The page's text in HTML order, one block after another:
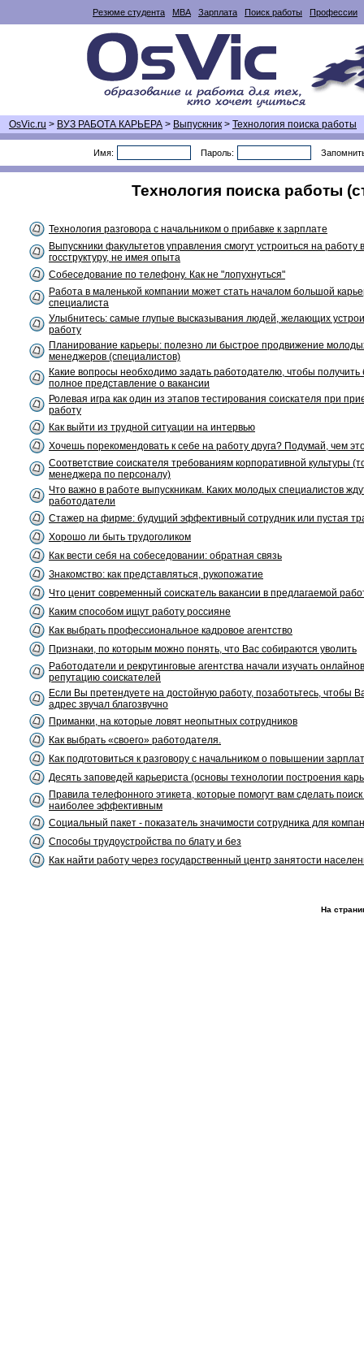
Резюме студента MBA Зарплата Поиск работы Профессии
OsVic.ru > ВУЗ РАБОТА КАРЬЕРА > Выпускник > Технология поиска работы
Имя: Пароль:
Технология поиска работы
Технология разговора с начальником о прибавке к зарплате
Выпускники факультетов управления смогут устроиться на работу в
госструктуру, не имея опыта
Cобеседование по телефону. Как не "лопухнуться"
Работа в маленькой компании может стать началом большой
специалиста
Улыбнитесь: самые глупые высказывания людей, желающих
работу
Планирование карьеры: полезно ли быстрое продвижение
менеджеров (специалистов)
Какие вопросы необходимо задать работодателю, чтобы получить
полное представление о вакансии
Ролевая игра как один из этапов тестирования соискателя при
работу
Как выйти из трудной ситуации на интервью
Хочешь порекомендовать к себе на работу друга? Подумай, чем
Соответствие соискателя требованиям корпоративной культуры
менеджера по персоналу)
Что важно в работе выпускникам. Каких молодых специалистов
работодатели
Стажер на фирме: будущий эффективный сотрудник или пустая
Хорошо ли быть трудоголиком
Как вести себя на собеседовании: обратная связь
Знакомство: как представляться, рукопожатие
Что ценит современный соискатель вакансии в предлагаемой
Каким способом ищут работу россияне
Как выбрать профессиональное кадровое агентство
Признаки, по которым можно понять, что Вас собираются уволить
Работодатели и рекрутинговые агентства начали изучать
репутацию соискателей
Если Вы претендуете на достойную работу, позаботьтесь, чтобы
адрес звучал благозвучно
Приманки, на которые ловят неопытных сотрудников
Как выбрать «своего» работодателя.
Как подготовиться к разговору с начальником о повышении
Десять заповедей карьериста (основы технологии построения
Правила телефонного этикета, которые помогут вам сделать
наиболее эффективным
Социальный пакет - показатель значимости сотрудника для
Способы трудоустройства по блату и без
Как найти работу через государственный центр занятости
На